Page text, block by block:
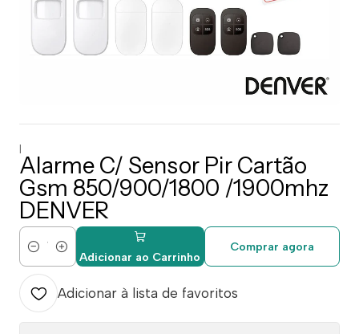
|
Alarme C/ Sensor Pir Cartão
Gsm 850/900/1800 /1900mhz
DENVER
QuantidadeAdicionar ao Carrinho
Comprar agora
Adicionar à lista de favoritos